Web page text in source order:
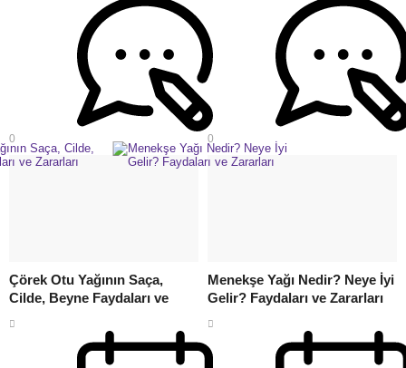
0 0
Çörek Otu Yağının Saça,
Cilde, Beyne Faydaları ve
Menekşe Yağı Nedir? Neye İyi
Gelir? Faydaları ve Zararları